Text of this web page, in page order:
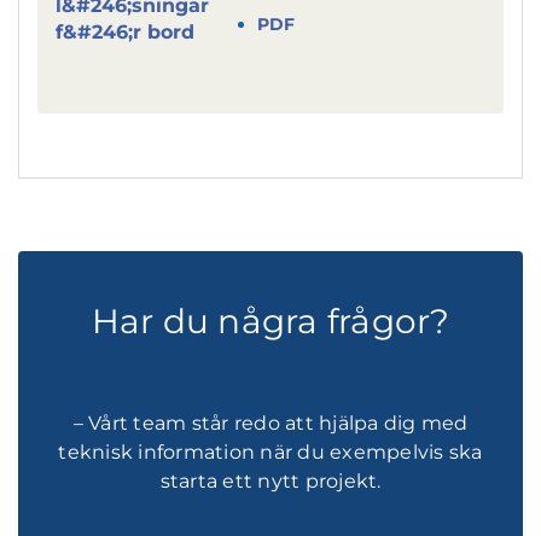
PDF
Har du några frågor?
– Vårt team står redo att hjälpa dig med
teknisk information när du exempelvis ska
starta ett nytt projekt.